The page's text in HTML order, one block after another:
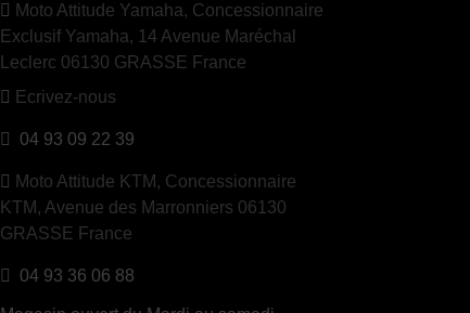
Moto Attitude Yamaha, Concessionnaire
Exclusif Yamaha, 14 Avenue Maréchal
Leclerc 06130 GRASSE France
Ecrivez-nous
04 93 09 22 39
Moto Attitude KTM, Concessionnaire
KTM, Avenue des Marronniers 06130
GRASSE France
04 93 36 06 88